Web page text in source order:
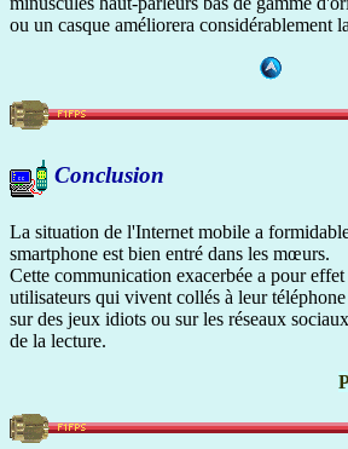
ou un casque améliorera considérablement
Conclusion
La situation de l'Internet mobile a
smartphone est bien entré dans les mœurs.
Cette communication exacerbée a pour
utilisateurs qui vivent collés à leur
sur des jeux idiots ou sur les réseaux
de la lecture.